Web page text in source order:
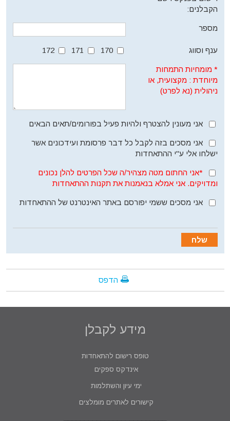
הקבלנים:
מספר
ענף וסווג 170
171
172
* מומחיות התמחות
מיוחדת : מקצועית, או
ניהולית (נא לפרט)
אני מעונין להצטרף ולהיות פעיל בפורומים/תאים הבאים
אני מסכים בזה לקבל כל דבר פרסומת ועידכונים אשר
ישלחו אלי ע''י ההתאחדות
*אני החתום מטה מצהיר/ה שכל הפרטים להלן נכונים
ומדויקים. אני אמלא בנאמנות את תקנות ההתאחדות
אני מסכים ששמי יפורסם באתר האינטרנט של ההתאחדות
הדפס
מידע לקבלן
טופס רישום להתאחדות
אינדקס ספקים
ימי עיון והשתלמות
קישורים לאתרים מומלצים